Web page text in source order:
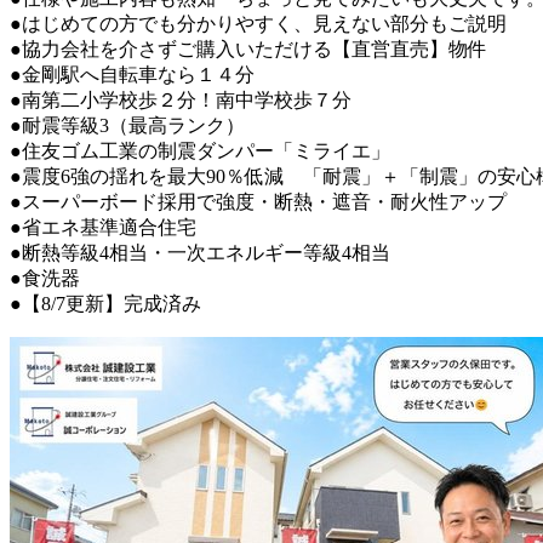
●はじめての方でも分かりやすく、見えない部分もご説明
●協力会社を介さずご購入いただける【直営直売】物件
●金剛駅へ自転車なら１４分
●南第二小学校歩２分！南中学校歩７分
●耐震等級3（最高ランク）
●住友ゴム工業の制震ダンパー「ミライエ」
●震度6強の揺れを最大90％低減 「耐震」＋「制震」の安心
●スーパーボード採用で強度・断熱・遮音・耐火性アップ
●省エネ基準適合住宅
●断熱等級4相当・一次エネルギー等級4相当
●食洗器
●【8/7更新】完成済み